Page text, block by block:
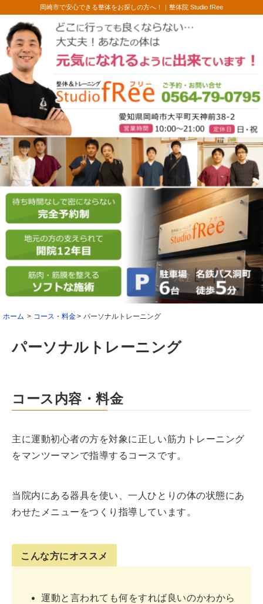
岡崎市で安心できる整体をお探しの方へ！｜ 整体院 Studio fRee
ホーム コース・料金 パーソナルトレーニング
パーソナルトレーニング
コース内容・料金
主に運動初心者の方を対象に正しい筋力トレーニング
をマンツーマンで指導するコースです。
当院内にある器具を使い、一人ひとりの体の状態にあ
わせたメニューをつくり指導しています。
こんな方にオススメ
運動と言われても何をすれば良いのかわから